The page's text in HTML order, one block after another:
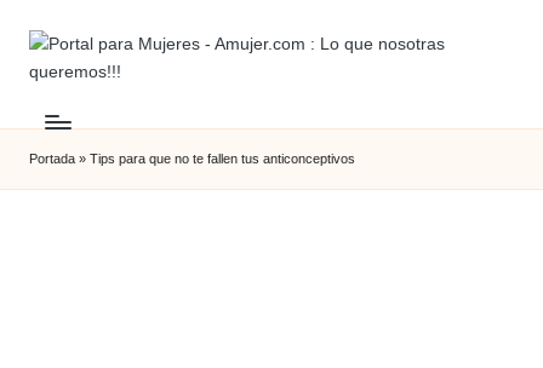
Portada » Tips para que no te fallen tus anticonceptivos